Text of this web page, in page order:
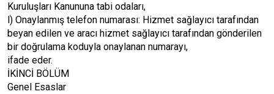
Kuruluşları Kanununa tabi odaları,
l) Onaylanmış telefon numarası: Hizmet sağlayıcı tarafından
beyan edilen ve aracı hizmet sağlayıcı tarafından gönderilen
bir doğrulama koduyla onaylanan numarayı,
ifade eder.
İKİNCİ BÖLÜM
Genel Esaslar